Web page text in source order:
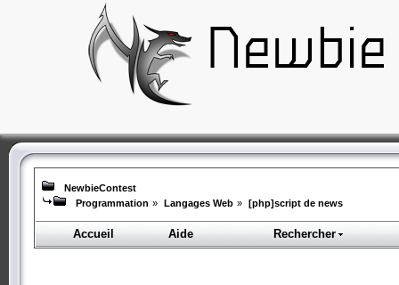
NewbieContest
Programmation » Langages Web » [php]script de news
Accueil Aide Rechercher